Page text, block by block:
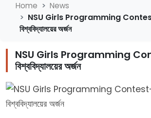
Home News
NSU Girls Programming Contest-
বিশ্ববিদ্যালয়ের অর্জন
NSU Girls Programming
বিশ্ববিদ্যালয়ের অর্জন